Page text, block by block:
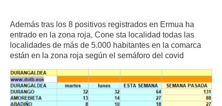
Además tras los 8 positivos registrados en Ermua ha
entrado en la zona roja, Cone sta localidad todas las
localidades de más de 5.000 habitantes en la comarca
están en la zona roja según el semáforo del covid